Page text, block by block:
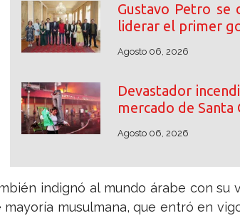
Gustavo Petro se
liderar el primer
Agosto 06, 2026
Devastador
mercado de Santa
Agosto 06, 2026
indignó al mundo árabe con su
mayoría musulmana, que entró en